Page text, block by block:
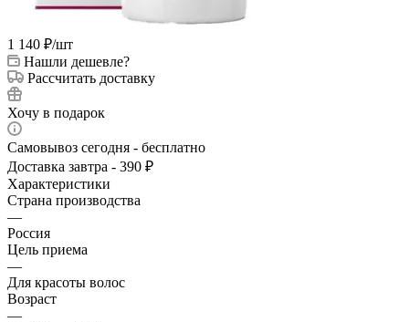
1 140 ₽/шт
Нашли дешевле?
Рассчитать доставку
Хочу в подарок
Самовывоз сегодня - бесплатно
Доставка завтра - 390 ₽
Характеристики
Страна производства
—
Россия
Цель приема
—
Для красоты волос
Возраст
—